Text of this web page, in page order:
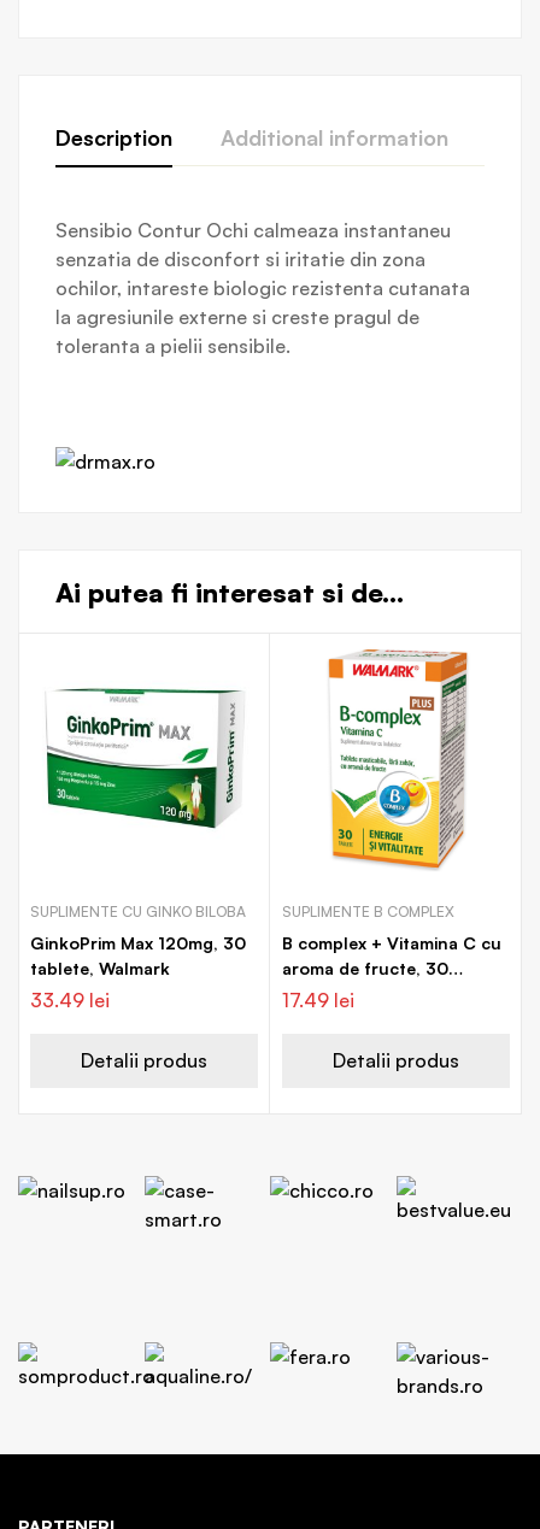
Description Additional information
Sensibio Contur Ochi calmeaza instantaneu
senzatia de disconfort si iritatie din zona
ochilor, intareste biologic rezistenta cutanata
la agresiunile externe si creste pragul de
toleranta a pielii sensibile.
Ai putea fi interesat si de...
SUPLIMENTE CU GINKO BILOBA
GinkoPrim Max 120mg, 30
tablete, Walmark
33.49 lei
Detalii produs
SUPLIMENTE B COMPLEX
B complex + Vitamina C cu
aroma de fructe, 30
tablete, Walmark
17.49 lei
Detalii produs